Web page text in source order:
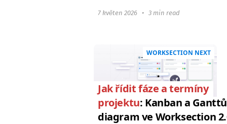
obchodních procesů vašeho
7 květen 2026 • 3 min read
WORKSECTION NEXT
Jak řídit fáze a termíny
projektu: Kanban a
diagram ve Worksection